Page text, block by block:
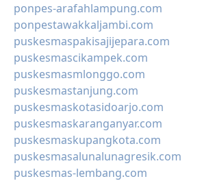
ponpes-arafahlampung.com
ponpestawakkaljambi.com
puskesmaspakisajijepara.com
puskesmascikampek.com
puskesmasmlonggo.com
puskesmastanjung.com
puskesmaskotasidoarjo.com
puskesmaskaranganyar.com
puskesmaskupangkota.com
puskesmasalunalunagresik.com
puskesmas-lembang.com